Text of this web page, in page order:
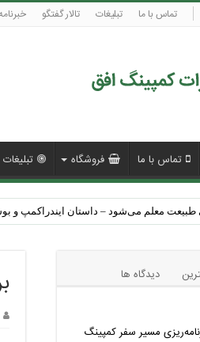
تماس با ما تبلیغات تالار گفتگو
تماس با ما فروشگاه تبلیغات
طبیعت معلم می‌شود – داستان ایندراکمپ و
مهم برای کمپینگ در شرایط آب و هوایی
دیدگاه ها
مسیر سفر کمپینگ